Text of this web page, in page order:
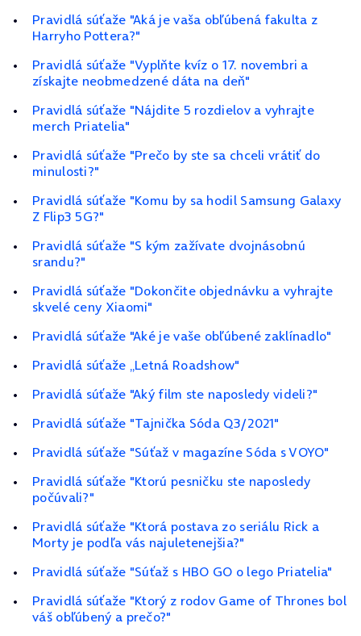
Pravidlá súťaže "Aká je vaša obľúbená fakulta z
Harryho Pottera?"
Pravidlá súťaže "Vyplňte kvíz o 17. novembri a
získajte neobmedzené dáta na deň"
Pravidlá súťaže "Nájdite 5 rozdielov a vyhrajte
merch Priatelia"
Pravidlá súťaže "Prečo by ste sa chceli vrátiť do
minulosti?"
Pravidlá súťaže "Komu by sa hodil Samsung Galaxy
Z Flip3 5G?"
Pravidlá súťaže "S kým zažívate dvojnásobnú
srandu?"
Pravidlá súťaže "Dokončite objednávku a vyhrajte
skvelé ceny Xiaomi"
Pravidlá súťaže "Aké je vaše obľúbené zaklínadlo"
Pravidlá súťaže „Letná Roadshow"
Pravidlá súťaže "Aký film ste naposledy videli?"
Pravidlá súťaže "Tajnička Sóda Q3/2021"
Pravidlá súťaže "Súťaž v magazíne Sóda s VOYO"
Pravidlá súťaže "Ktorú pesničku ste naposledy
počúvali?"
Pravidlá súťaže "Ktorá postava zo seriálu Rick a
Morty je podľa vás najuletenejšia?"
Pravidlá súťaže "Súťaž s HBO GO o lego Priatelia"
Pravidlá súťaže "Ktorý z rodov Game of Thrones bol
váš obľúbený a prečo?"